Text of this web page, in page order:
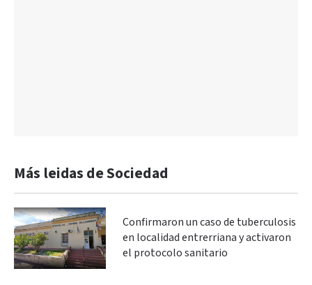
Más leidas de Sociedad
Confirmaron un caso de tuberculosis
en localidad entrerriana y activaron
el protocolo sanitario